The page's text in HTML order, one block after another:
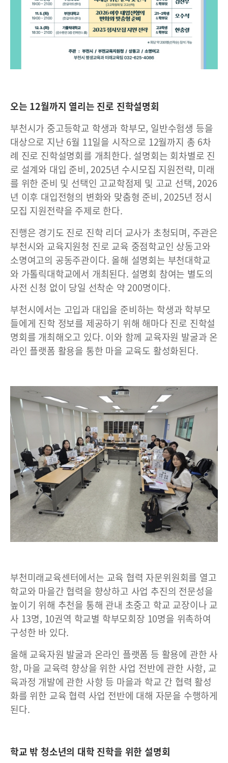
오는 12월까지 열리는 진로 진학설명회
부천시가 중고등학교 학생과 학부모, 일반수험생 등을
대상으로 지난 6월 11일을 시작으로 12월까지 총 6차
례 진로 진학설명회를 개최한다. 설명회는 회차별로 진
로 설계와 대입 준비, 2025년 수시모집 지원전략, 미래
를 위한 준비 및 선택인 고교학점제 및 고교 선택, 2026
년 이후 대입전형의 변화와 맞춤형 준비, 2025년 정시
모집 지원전략을 주제로 한다.
진행은 경기도 진로 진학 리더 교사가 초청되며, 주관은
부천시와 교육지원청 진로 교육 중점학교인 상동고와
소명여고의 공동주관이다. 올해 설명회는 부천대학교
와 가톨릭대학교에서 개최된다. 설명회 참여는 별도의
사전 신청 없이 당일 선착순 약 200명이다.
부천시에서는 고입과 대입을 준비하는 학생과 학부모
들에게 진학 정보를 제공하기 위해 해마다 진로 진학설
명회를 개최해오고 있다. 이와 함께 교육자원 발굴과 온
라인 플랫폼 활용을 통한 마을 교육도 활성화된다.
부천미래교육센터에서는 교육 협력 자문위원회를 열고
학교와 마을간 협력을 향상하고 사업 추진의 전문성을
높이기 위해 추천을 통해 관내 초중고 학교 교장이나 교
사 13명, 10권역 학교별 학부모회장 10명을 위촉하여
구성한 바 있다.
올해 교육자원 발굴과 온라인 플랫폼 등 활용에 관한 사
항, 마을 교육력 향상을 위한 사업 전반에 관한 사항, 교
육과정 개발에 관한 사항 등 마을과 학교 간 협력 활성
화를 위한 교육 협력 사업 전반에 대해 자문을 수행하게
된다.
학교 밖 청소년의 대학 진학을 위한 설명회